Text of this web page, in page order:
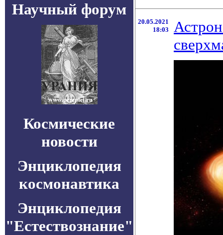
Научный форум
Космические
новости
Энциклопедия
космонавтика
Энциклопедия
"Естествознание"
20.05.2021
18:03